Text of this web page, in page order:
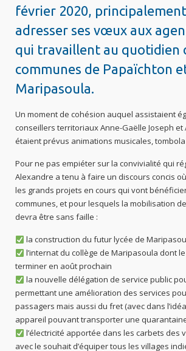
février 2020,
adresser ses vœux aux
qui travaillent au quotidien
communes de Papaïchton
Maripasoula.
Un moment de cohésion auquel assistaient
conseillers territoriaux Anne-Gaëlle Joseph et
étaient prévus animations musicales, t
Pour ne pas empiéter sur la convivialité qui
Alexandre a tenu à faire un discours concis
les grands projets en cours qui vont
communes, et pour lesquels la mobilisation
devra être sans faille :
la construction du futur lycée de
l’internat du collège de Maripasoula dont
terminer en août prochain
la nouvelle délégation de service public
permettant une amélioration des services
passagers mais aussi du fret (avec dans
appareil pouvant transporter une
l’électricité apportée dans les carbets des
avec le souhait d’équiper tous les villages